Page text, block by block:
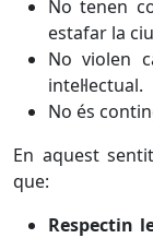
No tenen
estafar la
No violen
intel·lectual.
No és
En aquest
que:
Respectin